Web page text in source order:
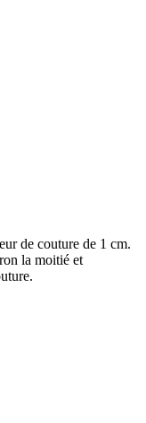
de couture de 1 cm.
la moitié et